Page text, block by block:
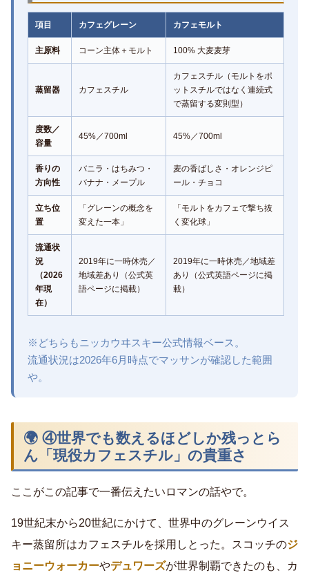
項目 カフェグレーン カフェモルト
主原料 コーン主体＋モルト 100% 大麦麦芽
蒸留器 カフェスチル
カフェスチル（モルトをポ
ットスチルではなく連続式
で蒸留する変則型）
度数／
容量
45%／700ml 45%／700ml
香りの
方向性
バニラ・はちみつ・
バナナ・メープル
麦の香ばしさ・オレンジピ
ール・チョコ
立ち位
置
「グレーンの概念を
変えた一本」
「モルトをカフェで撃ち抜
く変化球」
流通状
況
（2026
年現
在）
2019年に一時休売／
地域差あり（公式英
語ページに掲載）
2019年に一時休売／地域差
あり（公式英語ページに掲
載）
※どちらもニッカウヰスキー公式情報ベース。
流通状況は2026年6月時点でマッサンが確認した範囲
や。
🌍 ④世界でも数えるほどしか残っとら
ん「現役カフェスチル」の貴重さ
ここがこの記事で一番伝えたいロマンの話やで。
19世紀末から20世紀にかけて、世界中のグレーンウイス
キー蒸留所はカフェスチルを採用しとった。スコッチのジ
ョニーウォーカーやデュワーズが世界制覇できたのも、カ